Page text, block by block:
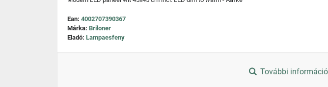
Ean: 4002707390367
Márka: Briloner
Eladó: Lampaesfeny
További